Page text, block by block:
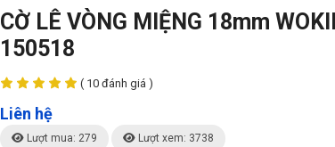
CỜ LÊ VÒNG MIỆNG 18mm
150518
( 10 đánh giá )
Liên hệ
Lượt mua: 279 Lượt xem: 3738